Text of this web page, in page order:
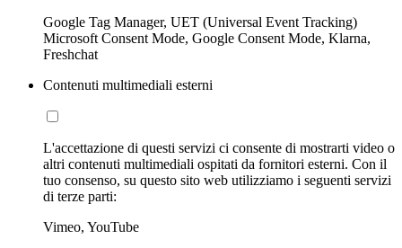
Google Tag Manager, UET (Universal Event Tracking)
Microsoft Consent Mode, Google Consent Mode, Klarna,
Freshchat
Contenuti multimediali esterni
L'accettazione di questi servizi ci consente di mostrarti video o
altri contenuti multimediali ospitati da fornitori esterni. Con il
tuo consenso, su questo sito web utilizziamo i seguenti servizi
di terze parti:
Vimeo, YouTube